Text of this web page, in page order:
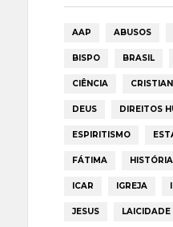
AAP ABUSOS
BISPO BRASIL
CIÊNCIA
DEUS DIREITOS
ESPIRITISMO
FÁTIMA HISTÓRIA
ICAR IGREJA
JESUS LAICIDADE